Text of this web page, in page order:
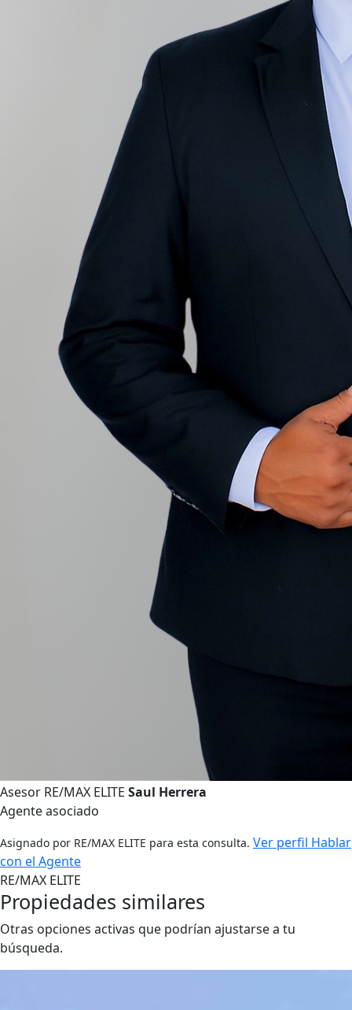
Asesor RE/MAX ELITE Saul Herrera
Agente asociado
Asignado por RE/MAX ELITE para esta consulta. Ver perfil Hablar
con el Agente
RE/MAX ELITE
Propiedades similares
Otras opciones activas que podrían ajustarse a tu
búsqueda.